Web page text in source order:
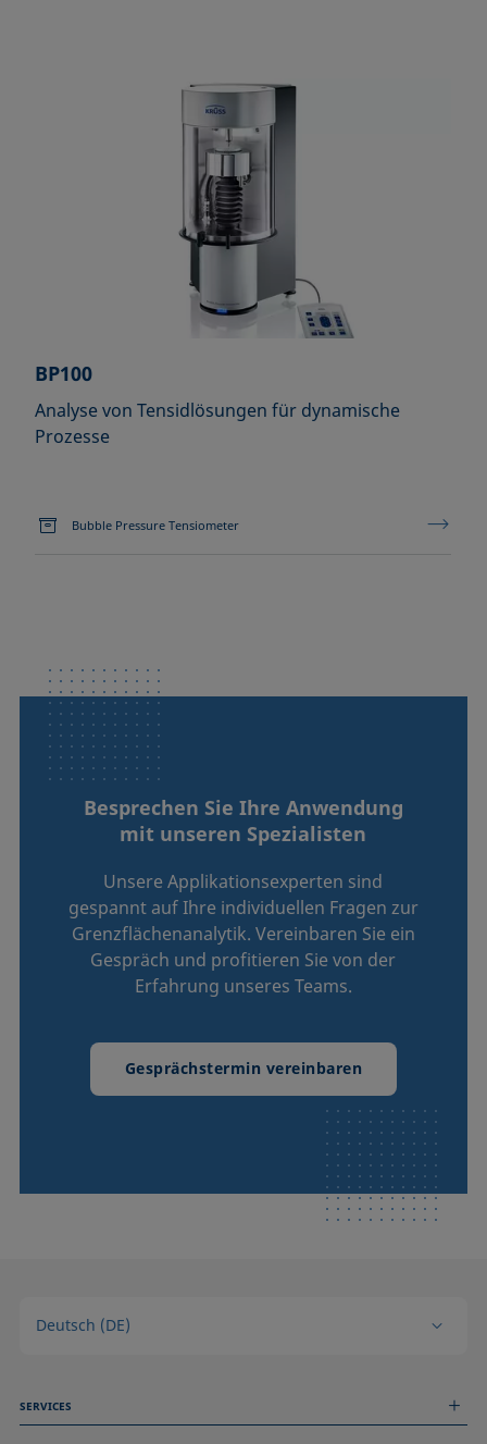
BP100
Analyse von Tensidlösungen für dynamische
Prozesse
Bubble Pressure Tensiometer
Besprechen Sie Ihre Anwendung
mit unseren Spezialisten
Unsere Applikationsexperten sind
gespannt auf Ihre individuellen Fragen zur
Grenzflächenanalytik. Vereinbaren Sie ein
Gespräch und profitieren Sie von der
Erfahrung unseres Teams.
Gesprächstermin vereinbaren
Deutsch (DE)
SERVICES